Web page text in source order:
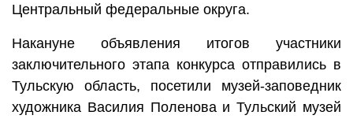
Центральный федеральные округа.
Накануне объявления итогов участники
заключительного этапа конкурса отправились в
Тульскую область, посетили музей-заповедник
художника Василия Поленова и Тульский музей